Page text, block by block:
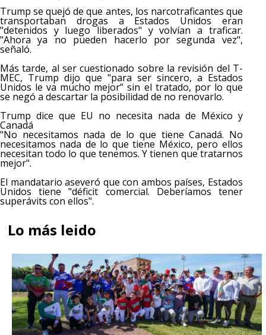
Trump se quejó de que antes, los narcotraficantes que
transportaban drogas a Estados Unidos eran
"detenidos y luego liberados" y volvían a traficar.
"Ahora ya no pueden hacerlo por segunda vez",
señaló.
Más tarde, al ser cuestionado sobre la revisión del T-
MEC, Trump dijo que "para ser sincero, a Estados
Unidos le va mucho mejor” sin el tratado, por lo que
se negó a descartar la posibilidad de no renovarlo.
Trump dice que EU no necesita nada de México y
Canadá
"No necesitamos nada de lo que tiene Canadá. No
necesitamos nada de lo que tiene México, pero ellos
necesitan todo lo que tenemos. Y tienen que tratarnos
mejor".
El mandatario aseveró que con ambos países, Estados
Unidos tiene "déficit comercial. Deberíamos tener
superávits con ellos".
Lo más leido